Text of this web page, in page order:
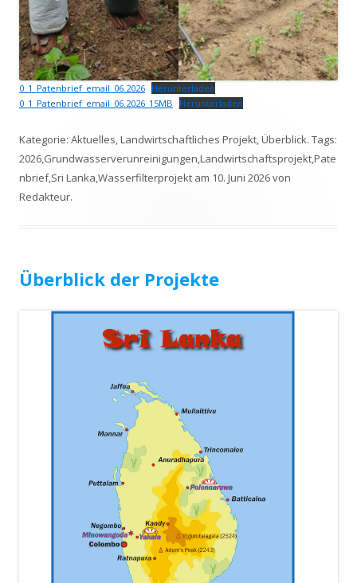
0_1_Patenbrief_email_06.2026 Herunterladen
0_1_Patenbrief_email_06.2026_15MB
Herunterladen
Kategorie: Aktuelles,Landwirtschaftliches Projekt,Überblick. Tags:
2026,Grundwasserverunreinigungen,Landwirtschaftsprojekt,Pate
nbrief,Sri Lanka,Wasserfilterprojekt am 10. Juni 2026von
Redakteur.
Überblick der Projekte